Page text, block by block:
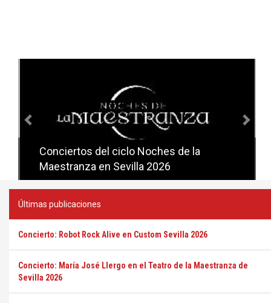
Conciertos del ciclo Noches de la
Maestranza en Sevilla 2026
Conciertos del ciclo Candlelight en
Sevilla
Últimas publicaciones
Concierto: Robot Rock Alive en Custom Sevilla 2026
Concierto: María José Llergo en el Teatro de la Maestranza de
Sevilla 2026